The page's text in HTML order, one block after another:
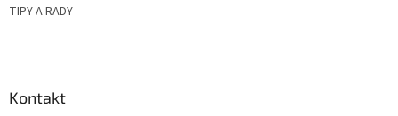
TIPY A RADY
Kontakt